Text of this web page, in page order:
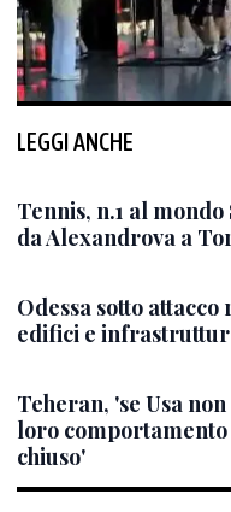
LEGGI ANCHE
Tennis, n.1 al
da Alexandrova a
Odessa sotto
edifici e
Teheran, 'se Usa
loro
chiuso'